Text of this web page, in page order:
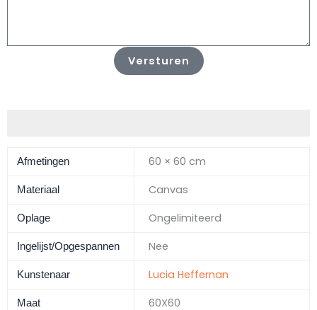
Versturen
Afmetingen 60 × 60 cm
Materiaal Canvas
Oplage Ongelimiteerd
Ingelijst/Opgespannen Nee
Kunstenaar Lucia Heffernan
Maat 60X60